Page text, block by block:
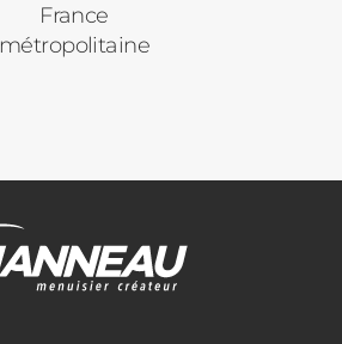
France
métropolitaine